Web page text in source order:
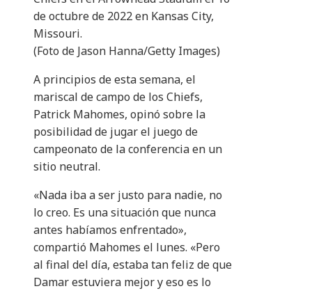
de octubre de 2022 en Kansas City,
Missouri.
(Foto de Jason Hanna/Getty Images)
A principios de esta semana, el
mariscal de campo de los Chiefs,
Patrick Mahomes, opinó sobre la
posibilidad de jugar el juego de
campeonato de la conferencia en un
sitio neutral.
«Nada iba a ser justo para nadie, no
lo creo. Es una situación que nunca
antes habíamos enfrentado»,
compartió Mahomes el lunes. «Pero
al final del día, estaba tan feliz de que
Damar estuviera mejor y eso es lo